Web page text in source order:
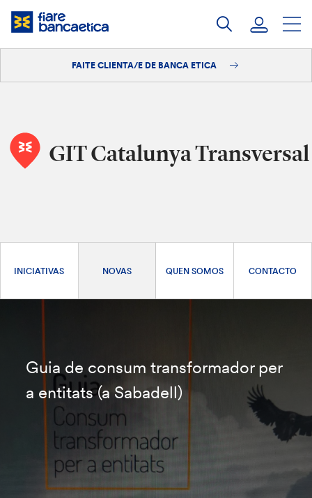
Saltar
FAITE CLIENTA/E DE BANCA ETICA
GIT Catalunya Transversal
INICIATIVAS NOVAS QUEN SOMOS CONTACTO
Guia de consum transformador per
a entitats (a Sabadell)